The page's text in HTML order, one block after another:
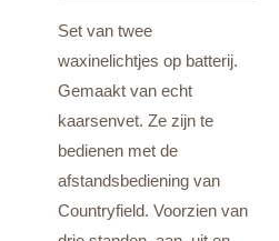
Set van twee
waxinelichtjes op batterij.
Gemaakt van echt
kaarsenvet. Ze zijn te
bedienen met de
afstandsbediening van
Countryfield. Voorzien van